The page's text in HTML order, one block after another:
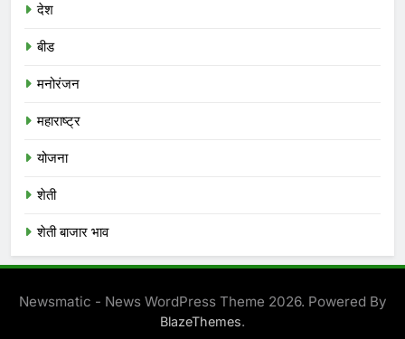
देश
बीड
मनोरंजन
महाराष्ट्र
योजना
शेती
शेती बाजार भाव
Newsmatic - News WordPress Theme 2026. Powered By
BlazeThemes.